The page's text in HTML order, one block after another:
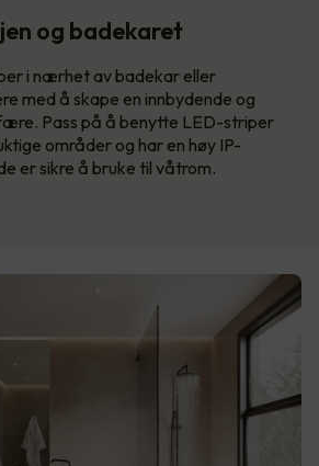
og badekaret
i nærhet av badekar eller
med å skape en innbydende og
Pass på å benytte LED-striper
områder og har en høy IP-
er sikre å bruke til våtrom.